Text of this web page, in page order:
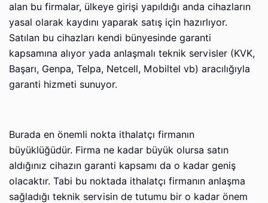
alan bu firmalar, ülkeye girişi yapıldığı anda cihazların
yasal olarak kaydını yaparak satış için hazırlıyor.
Satılan bu cihazları kendi bünyesinde garanti
kapsamına alıyor yada anlaşmalı teknik servisler (KVK,
Başarı, Genpa, Telpa, Netcell, Mobiltel vb) aracılığıyla
garanti hizmeti sunuyor.
Burada en önemli nokta ithalatçı firmanın
büyüklüğüdür. Firma ne kadar büyük olursa satın
aldığınız cihazın garanti kapsamı da o kadar geniş
olacaktır. Tabi bu noktada ithalatçı firmanın anlaşma
sağladığı teknik servisin de tutumu bir o kadar önem